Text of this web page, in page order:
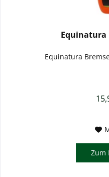
Equinatura
Equinatura
Zum